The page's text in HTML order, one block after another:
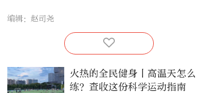
编辑：赵司尧
火热的全民健身丨高温天怎么
练？查收这份科学运动指南